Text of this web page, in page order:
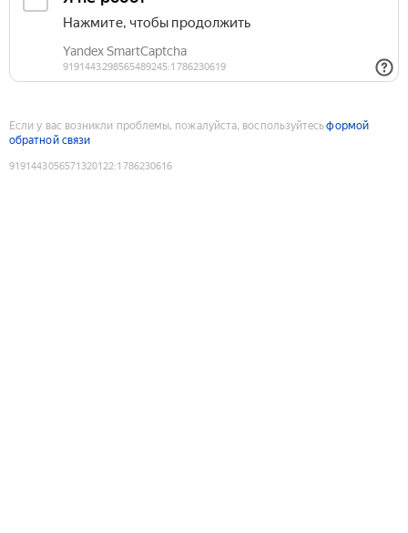
Если у вас возникли проблемы, пожалуйста, воспользуйтесьформой
обратной связи
9191443056571320122:1786230616